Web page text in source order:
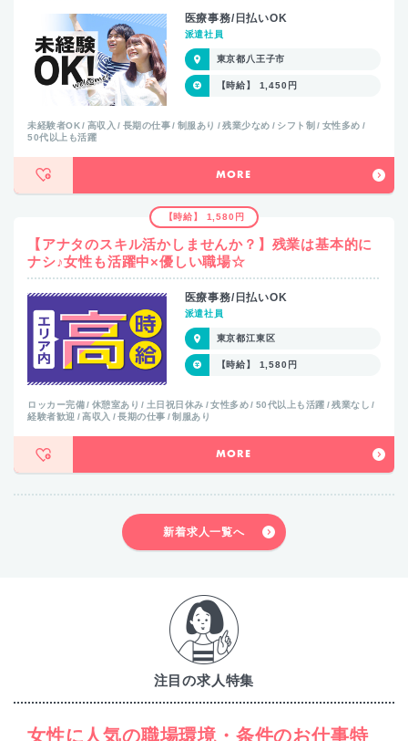
医療事務/日払いOK
派遣社員
東京都八王子市
【時給】 1,450円
未経験者OK 高収入 長期の仕事 制服あり 残業少なめ シフト制
女性多め
50代以上も活躍
MORE
【時給】 1,580円
【アナタのスキル活かしませんか？】残業は基本的に
ナシ♪女性も活躍中×優しい職場☆
医療事務/日払いOK
派遣社員
東京都江東区
【時給】 1,580円
ロッカー完備 休憩室あり 土日祝日休み 女性多め 50代以上も活躍
残業なし
経験者歓迎
高収入 長期の仕事 制服あり
MORE
新着求人一覧へ
注目の求人特集
女性に人気の職場環境・条件のお仕事特